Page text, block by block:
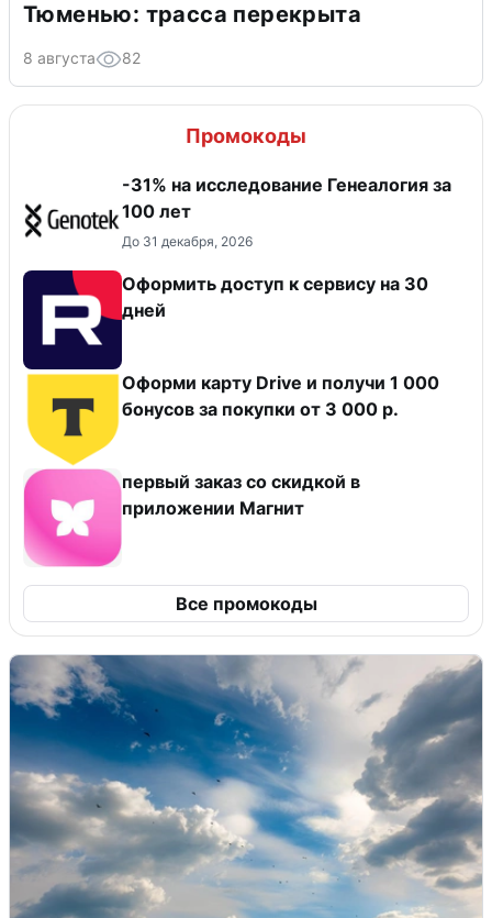
Тюменью: трасса перекрыта
8 августа 82
Промокоды
-31% на исследование Генеалогия за
100 лет
До 31 декабря, 2026
Оформить доступ к сервису на 30
дней
Оформи карту Drive и получи 1 000
бонусов за покупки от 3 000 р.
первый заказ со скидкой в
приложении Магнит
Все промокоды